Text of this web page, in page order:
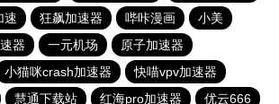
速 狂飙加速器 哔咔漫画
小美
器 一元机场
原子加速器
小猫咪crash加速器
快喵vpv加速器
慧通下载站 红海pro加速器 优云666